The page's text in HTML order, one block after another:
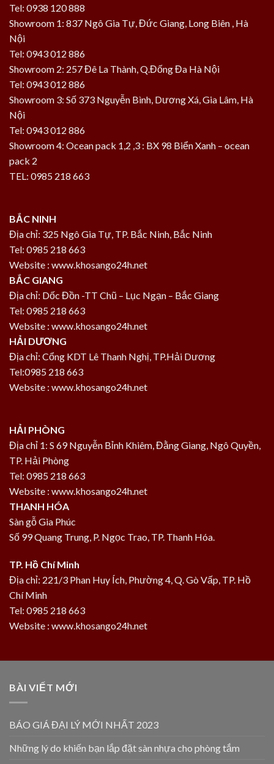
Tel: 0938 120 888
Showroom 1: 837 Ngô Gia Tự, Đức Giang, Long Biên , Hà
Nội
Tel: 0943 012 886
Showroom 2: 257 Đê La Thành, Q.Đống Đa Hà Nội
Tel: 0943 012 886
Showroom 3: Số 373 Nguyễn Bình, Dương Xá, Gia Lâm, Hà
Nội
Tel: 0943 012 886
Showroom 4: Ocean pack 1,2 ,3 : BX 98 Biển Xanh – ocean
pack 2
TEL: 0985 218 663
BẮC NINH
Địa chỉ: 325 Ngô Gia Tự, TP. Bắc Ninh, Bắc Ninh
Tel: 0985 218 663
Website : www.khosango24h.net
BẮC GIANG
Địa chỉ: Dốc Đồn -TT Chũ – Lục Ngạn – Bắc Giang
Tel: 0985 218 663
Website : www.khosango24h.net
HẢI DƯƠNG
Địa chỉ: Cổng KDT Lê Thanh Nghị, TP.Hải Dương
Tel:0985 218 663
Website : www.khosango24h.net
HẢI PHÒNG
Địa chỉ 1: S 69 Nguyễn Bỉnh Khiêm, Đằng Giang, Ngô Quyền,
TP. Hải Phòng
Tel: 0985 218 663
Website : www.khosango24h.net
THANH HÓA
Sàn gỗ Gia Phúc
Số 99 Quang Trung, P. Ngọc Trao, TP. Thanh Hóa.
TP. Hồ Chí Minh
Địa chỉ: 221/3 Phan Huy Ích, Phường 4, Q. Gò Vấp, TP. Hồ
Chí Minh
Tel: 0985 218 663
Website : www.khosango24h.net
BÀI VIẾT MỚI
BÁO GIÁ ĐẠI LÝ MỚI NHẤT 2023
Những lý do khiến bạn lắp đặt sàn nhựa cho phòng tắm